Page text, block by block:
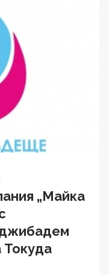
„Майка
Токуда